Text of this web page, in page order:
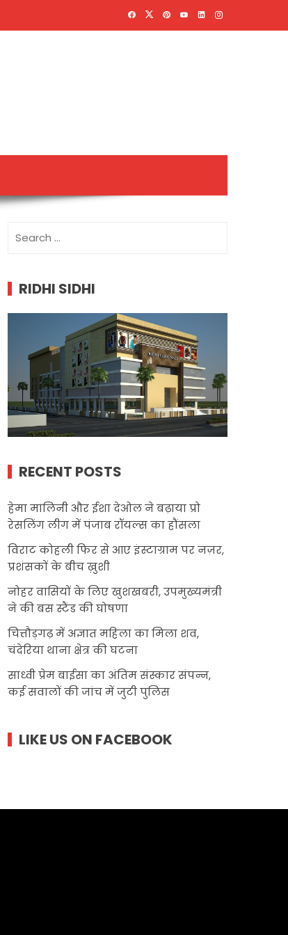
for:
RIDHI SIDHI
RECENT POSTS
हेमा मालिनी और ईशा देओल ने बढ़ाया प्रो
रेसलिंग लीग में पंजाब रॉयल्स का हौंसला
विराट कोहली फिर से आए इंस्टाग्राम पर नज़र,
प्रशंसकों के बीच ख़ुशी
नोहर वासियों के लिए खुशखबरी, उपमुख्यमंत्री
ने की बस स्टैंड की घोषणा
चित्तौड़गढ़ में अज्ञात महिला का मिला शव,
चंदेरिया थाना क्षेत्र की घटना
साध्वी प्रेम बाईसा का अंतिम संस्कार संपन्न,
कई सवालों की जांच में जुटी पुलिस
LIKE US ON FACEBOOK